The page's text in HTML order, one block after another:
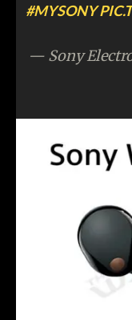
#MYSONY
— Sony